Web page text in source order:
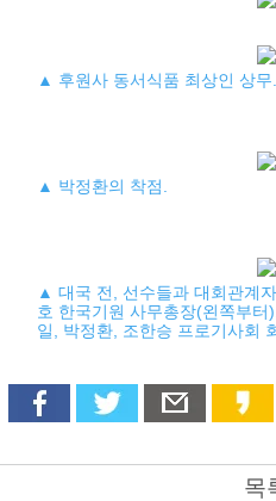
▲ 후원사 동서식품 최상인 상무.
▲ 박정환의 착점.
▲ 대국 전, 선수들과 대회관계
호 한국기원 사무총장(왼쪽부
일, 박정환, 조한승 프로기사회
목